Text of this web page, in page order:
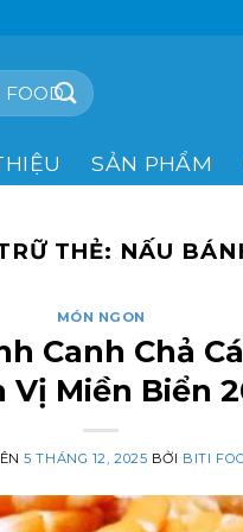
SẢN PHẨM
THẺ: NẤU
MÓN NGON
Canh Chả
Vị Miền Biển
5 THÁNG 12, 2025 BỞI BITI